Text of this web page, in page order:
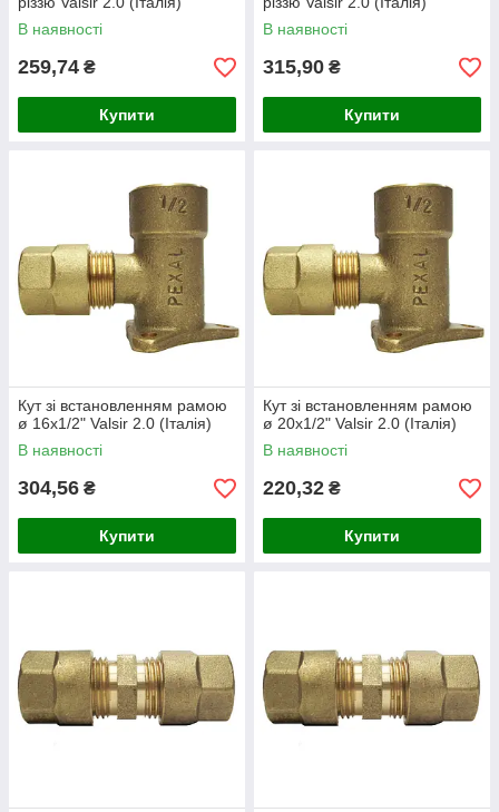
В наявності
259,74 ₴
Купити
В наявності
315,90 ₴
Купити
Кут зі встановленням рамою
ø 16х1/2" Valsir 2.0 (Італія)
В наявності
304,56 ₴
Купити
Кут зі встановленням рамою
ø 20х1/2" Valsir 2.0 (Італія)
В наявності
220,32 ₴
Купити